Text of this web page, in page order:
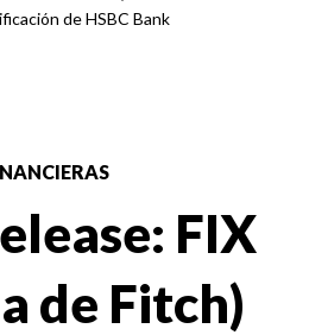
de HSBC Bank
FIX
de Fitch)